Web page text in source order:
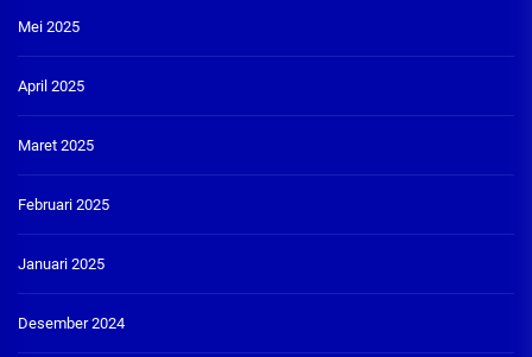
Mei 2025
April 2025
Maret 2025
Februari 2025
Januari 2025
Desember 2024